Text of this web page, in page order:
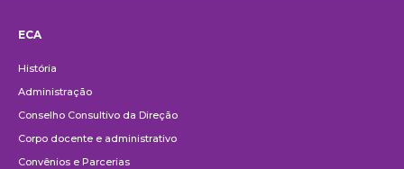
ECA
História
Administração
Conselho Consultivo da Direção
Corpo docente e administrativo
Convênios e Parcerias